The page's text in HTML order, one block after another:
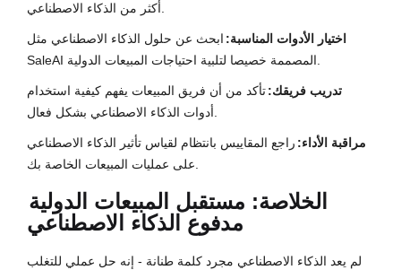
أكثر من الذكاء الاصطناعي.
اختيار الأدوات المناسبة: ابحث عن حلول الذكاء الاصطناعي مثل
SaleAI المصممة خصيصا لتلبية احتياجات المبيعات الدولية.
تدريب فريقك:تأكد من أن فريق المبيعات يفهم كيفية استخدام
أدوات الذكاء الاصطناعي بشكل فعال.
مراقبة الأداء: راجع المقاييس بانتظام لقياس تأثير الذكاء الاصطناعي
على عمليات المبيعات الخاصة بك.
الخلاصة: مستقبل المبيعات الدولية
مدفوع الذكاء الاصطناعي
لم يعد الذكاء الاصطناعي مجرد كلمة طنانة - إنه حل عملي للتغلب